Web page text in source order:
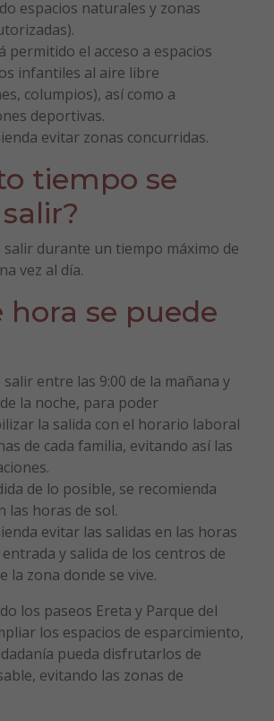
espacios naturales y zonas
permitido el acceso a espacios
infantiles al aire libre
columpios), así como a
deportivas.
evitar zonas concurridas.
tiempo se
salir durante un tiempo máximo de
vez al día.
hora se puede
salir entre las 9:00 de la mañana y
la noche, para poder
la salida con el horario laboral
de cada familia, evitando así las
de lo posible, se recomienda
las horas de sol.
evitar las salidas en las horas
y salida de los centros de
la zona donde se vive.
los paseos Ereta y Parque del
los espacios de esparcimiento,
pueda disfrutarlos de
evitando las zonas de